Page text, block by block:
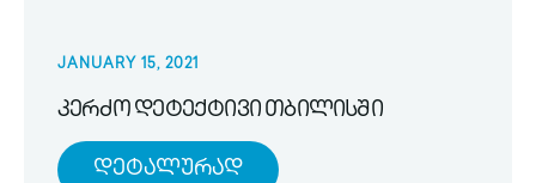
JANUARY 15, 2021
კერძო დეტექტივი თბილისში
Დეტალურად